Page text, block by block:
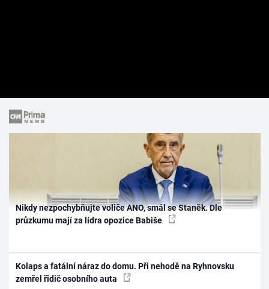
Nikdy nezpochybňujte voliče ANO, smál se Staněk. Dle
průzkumu mají za lídra opozice Babiše
Kolaps a fatální náraz do domu. Při nehodě na Ryhnovsku
zemřel řidič osobního auta